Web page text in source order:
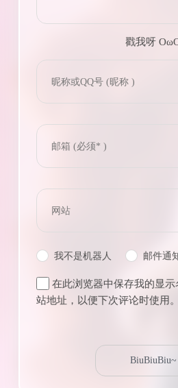
戳我呀
我不是机器人 邮件通
在此浏览器中保存我的显
站地址，以便下次评论时使用。